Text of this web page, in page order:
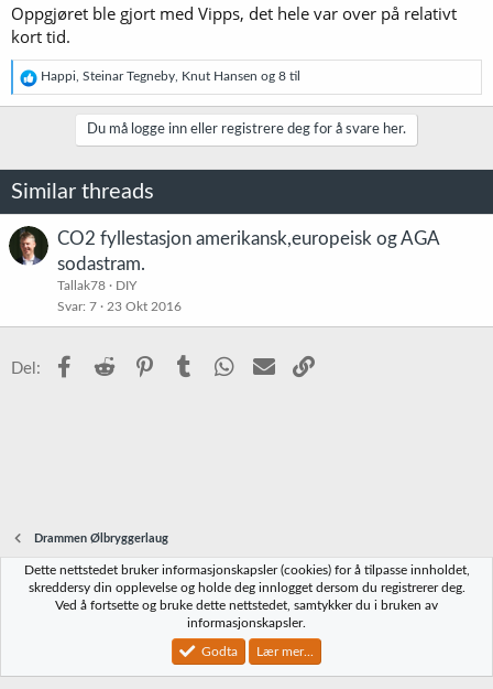
Oppgjøret ble gjort med Vipps, det hele var over på relativt
kort tid.
R
e
a
n
e
r
Happi Steinar Tegneby Knut Hansen og 8 til
Du må logge inn eller registrere deg for å svare her.
Similar threads
CO2 fyllestasjon amerikansk,europeisk og AGA
sodastram.
Tallak78
DIY
Svar 7 23 Okt 2016
Del: Facebook
Reddit PinterestTumblr WhatsApp
E-post
Drammen Ølbryggerlaug
Norbrygg-default
Vilkår og regler Personvernregler
Community platform by XenForo® © 2010-2023 XenForo Ltd.
Dette nettstedet bruker informasjonskapsler (cookies) for å tilpasse innholdet,
skreddersy din opplevelse og holde deg innlogget dersom du registrerer deg.
Ved å fortsette og bruke dette nettstedet, samtykker du i bruken av
informasjonskapsler.
Godta Lær mer...